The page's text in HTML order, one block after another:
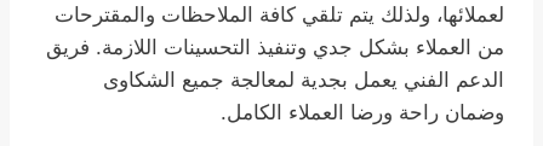
لعملائها، ولذلك يتم تلقي كافة الملاحظات والمقترحات
من العملاء بشكل جدي وتنفيذ التحسينات اللازمة. فريق
الدعم الفني يعمل بجدية لمعالجة جميع الشكاوى
وضمان راحة ورضا العملاء الكامل.